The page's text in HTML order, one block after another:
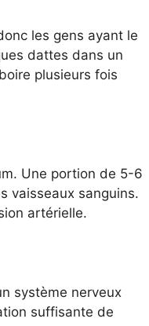
les gens ayant le
dattes dans un
plusieurs fois
Une portion de 5-6
vaisseaux sanguins.
artérielle.
système nerveux
suffisante de